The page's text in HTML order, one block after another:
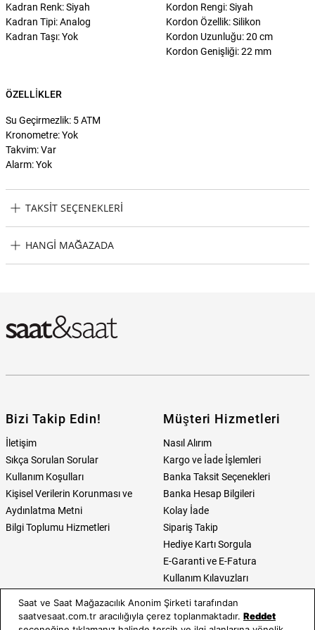
Kadran Renk: Siyah
Kadran Tipi: Analog
Kadran Taşı: Yok
Kordon Rengi: Siyah
Kordon Özellik: Silikon
Kordon Uzunluğu: 20 cm
Kordon Genişliği: 22 mm
ÖZELLIKLER
Su Geçirmezlik: 5 ATM
Kronometre: Yok
Takvim: Var
Alarm: Yok
TAKSIT SEÇENEKLERI
HANGI MAĞAZADA
Bizi Takip Edin!
İletişim
Sıkça Sorulan Sorular
Kullanım Koşulları
Kişisel Verilerin Korunması ve
Aydınlatma Metni
Bilgi Toplumu Hizmetleri
Müşteri Hizmetleri
Nasıl Alırım
Kargo ve İade İşlemleri
Banka Taksit Seçenekleri
Banka Hesap Bilgileri
Kolay İade
Sipariş Takip
Hediye Kartı Sorgula
E-Garanti ve E-Fatura
Kullanım Kılavuzları
Saat ve Saat Kategoriler
Saat ve Saat Mağazacılık Anonim Şirketi tarafından
saatvesaat.com.tr aracılığıyla çerez toplanmaktadır. Reddet